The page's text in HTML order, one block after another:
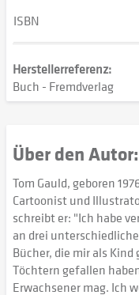
ISBN
Herstellerreferenz:
Buch - Fremdverlag
Über den
Tom Gauld, geboren
Cartoonist und
schreibt er: "Ich habe
an drei
Bücher, die mir als
Töchtern gefallen
Erwachsener mag. Ich